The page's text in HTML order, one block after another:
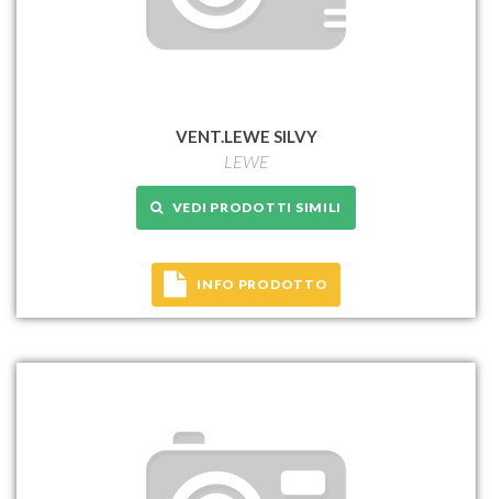
VENT.LEWE SILVY
LEWE
VEDI PRODOTTI SIMILI
INFO PRODOTTO